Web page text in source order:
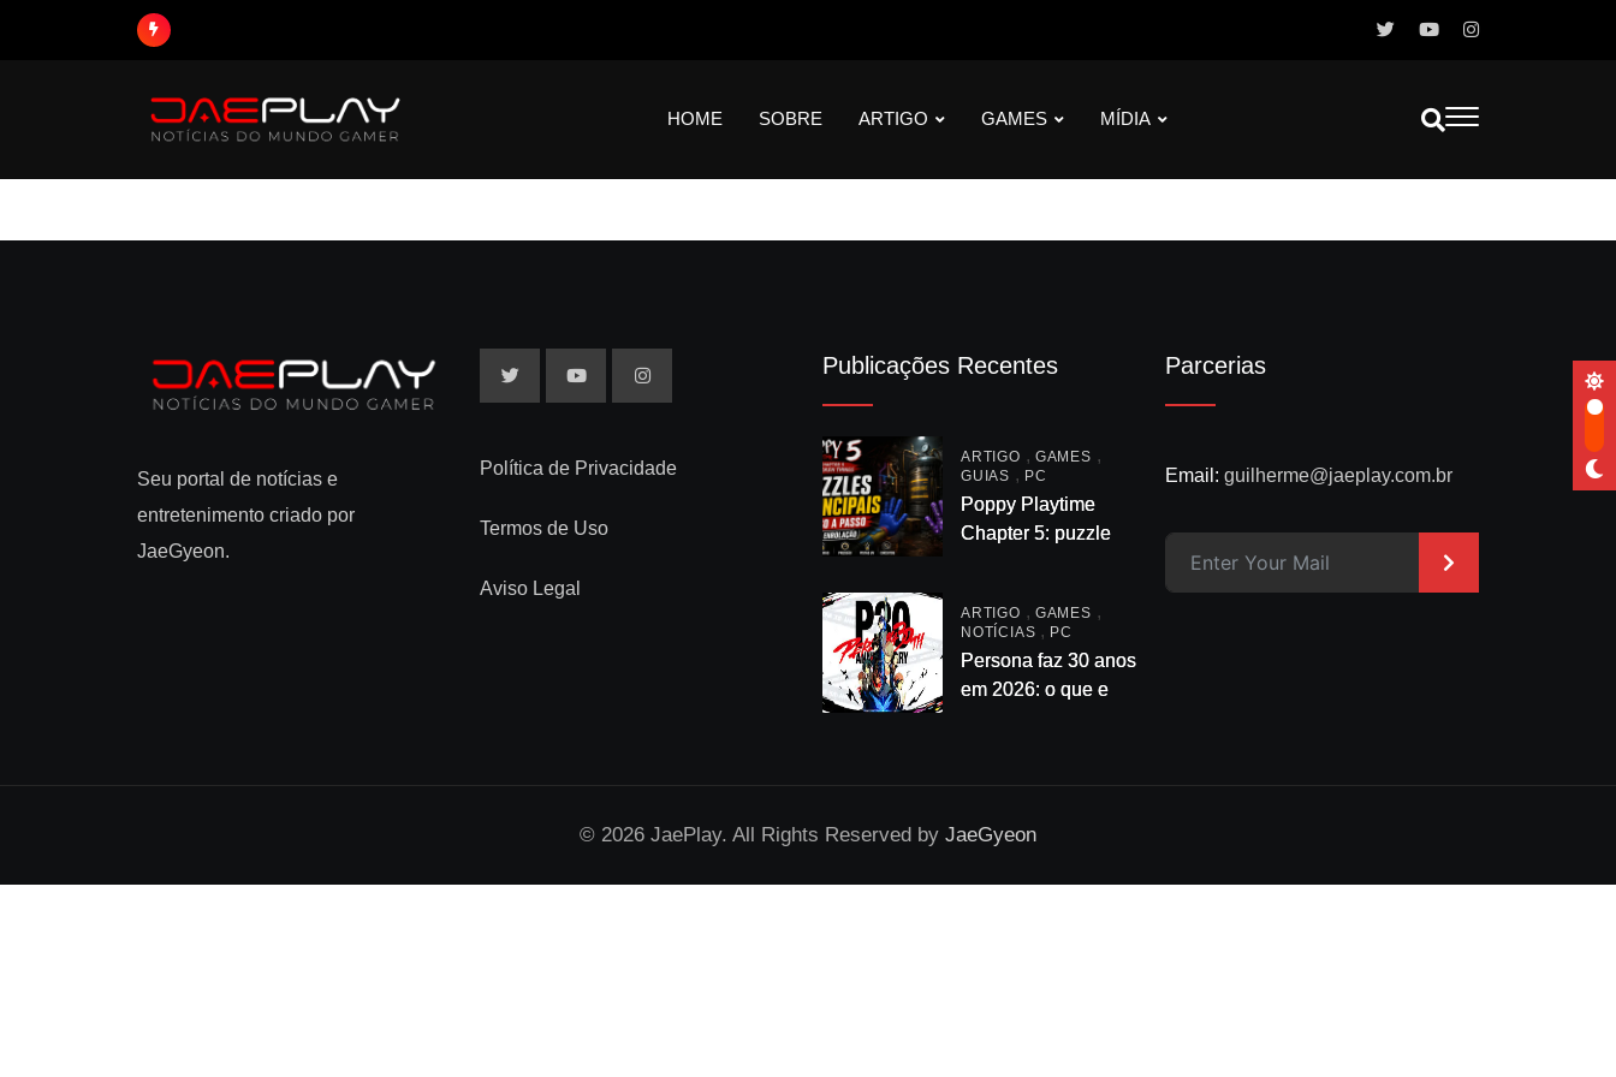
HOME SOBRE ARTIGO GAMES MÍDIA
Seu portal de notícias e
entretenimento criado por
JaeGyeon.
Política de Privacidade
Termos de Uso
Aviso Legal
Publicações Recentes
ARTIGO , GAMES ,
GUIAS , PC
Poppy Playtime
Chapter 5: puzzles
enrolação
ARTIGO , GAMES ,
NOTÍCIAS , PC
Persona faz 30 anos
em 2026: o que está
Parcerias
Email: guilherme@jaeplay.com.br
>
© 2026 JaePlay. All Rights Reserved by JaeGyeon